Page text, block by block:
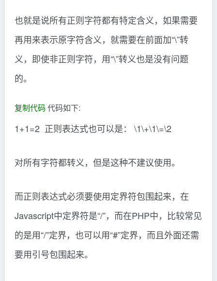
也就是说所有正则字符都有特定含义，如果需要
再用来表示原字符含义，就需要在前面加“\”转
义，即使非正则字符，用“\”转义也是没有问题
的。
复制代码 代码如下:
1+1=2 正则表达式也可以是： \1\+\1\=\2
对所有字符都转义，但是这种不建议使用。
而正则表达式必须要使用定界符包围起来，在
Javascript中定界符是“/”，而在PHP中，比较常见
的是用“/”定界，也可以用“#”定界，而且外面还需
要用引号包围起来。